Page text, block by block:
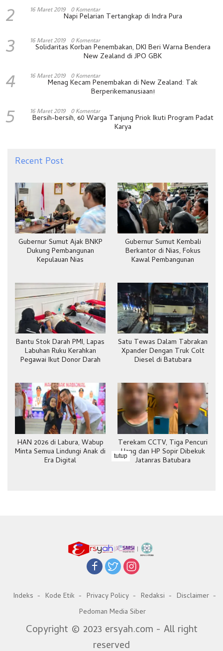
2 16 Maret 2019 0 Komentar
Napi Pelarian Tertangkap di Indra Pura
3 16 Maret 2019 0 Komentar
Solidaritas Korban Penembakan, DKI Beri Warna Bendera
New Zealand di JPO GBK
4 16 Maret 2019 0 Komentar
Menag Kecam Penembakan di New Zealand: Tak
Berperikemanusiaan!
5 16 Maret 2019 0 Komentar
Bersih-bersih, 60 Warga Tanjung Priok Ikuti Program Padat
Karya
Recent Post
Gubernur Sumut Ajak BNKP
Dukung Pembangunan
Kepulauan Nias
Gubernur Sumut Kembali
Berkantor di Nias, Fokus
Kawal Pembangunan
Bantu Stok Darah PMI, Lapas
Labuhan Ruku Kerahkan
Pegawai Ikut Donor Darah
Satu Tewas Dalam Tabrakan
Xpander Dengan Truk Colt
Diesel di Batubara
HAN 2026 di Labura, Wabup
Minta Semua Lindungi Anak di
Era Digital
Terekam CCTV, Tiga Pencuri
Uang dan HP Sopir Dibekuk
Jatanras Batubara
Indeks Kode Etik Privacy Policy Redaksi
Disclaimer
Pedoman Media Siber
Copyright © 2023 ersyah.com - All right
reserved
tutup